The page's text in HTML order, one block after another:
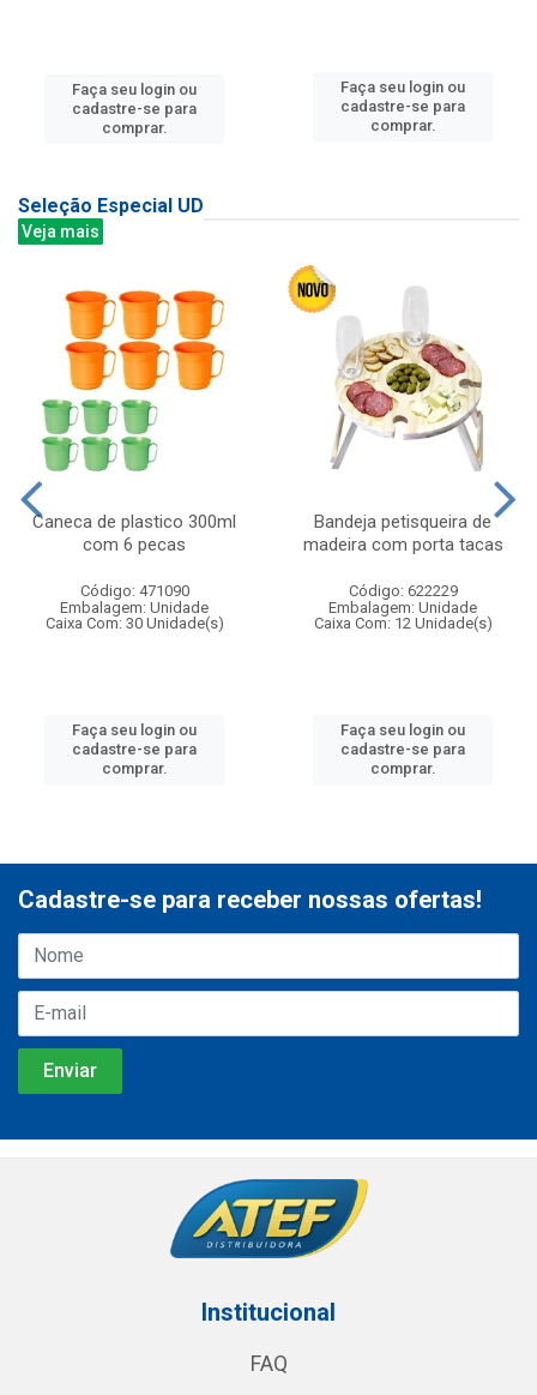
Faça seu login ou
cadastre-se para
comprar.
Faça seu login ou
cadastre-se para
comprar.
Seleção Especial UD
Veja mais
Caneca de plastico 300ml
com 6 pecas
Código: 471090
Embalagem: Unidade
Caixa Com: 30 Unidade(s)
Faça seu login ou
cadastre-se para
comprar.
Bandeja petisqueira de
madeira com porta tacas
Código: 622229
Embalagem: Unidade
Caixa Com: 12 Unidade(s)
Faça seu login ou
cadastre-se para
comprar.
Cadastre-se para receber nossas ofertas!
Institucional
FAQ